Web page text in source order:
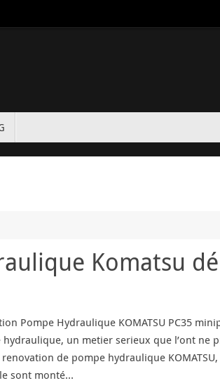
Komatsu
Pompe Hydraulique KOMATSU PC35
hydraulique, un metier serieux que l’ont ne
renovation de pompe hydraulique
sont monté…